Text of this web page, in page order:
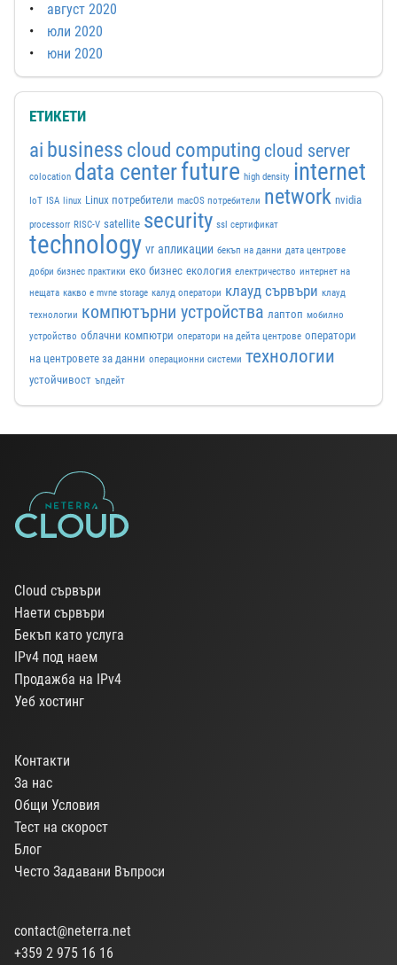
август 2020
юли 2020
юни 2020
ЕТИКЕТИ
ai business cloud computing cloud server
colocation data centerfuture high density internet
IoT ISA linux Linux потребители macOS потребители network nvidia
processorr RISC-V satellite security ssl сертификат
technology vr апликации бекъп на данни дата центрове
добри бизнес практики еко бизнес екология електричество интернет на
нещата какво е mvne storage калуд оператори клауд сървъри клауд
технологии компютърни устройства лаптоп мобилно
устройство облачни компютри оператори на дейта центрове оператори
на центровете за данни операционни системи технологии
устойчивост ъпдейт
Cloud сървъри
Наети сървъри
Бекъп като услуга
IPv4 под наем
Продажба на IPv4
Уеб хостинг
Контакти
За нас
Общи Условия
Тест на скорост
Блог
Често Задавани Въпроси
contact@neterra.net
+359 2 975 16 16